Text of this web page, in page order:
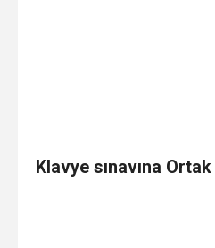
Klavye sınavına